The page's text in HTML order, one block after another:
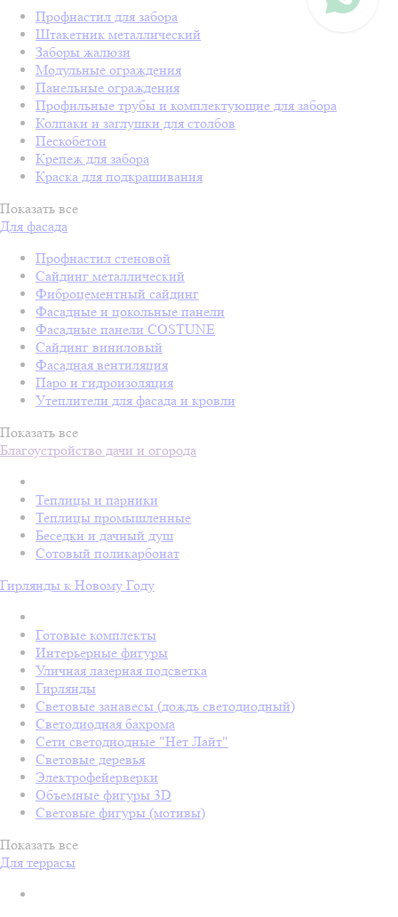
Профнастил для забора
Штакетник металлический
Заборы жалюзи
Модульные ограждения
Панельные ограждения
Профильные трубы и комплектующие для забора
Колпаки и заглушки для столбов
Пескобетон
Крепеж для забора
Краска для подкрашивания
Показать все
Для фасада
Профнастил стеновой
Сайдинг металлический
Фиброцементный сайдинг
Фасадные и цокольные панели
Фасадные панели COSTUNE
Сайдинг виниловый
Фасадная вентиляция
Паро и гидроизоляция
Утеплители для фасада и кровли
Показать все
Благоустройство дачи и огорода
Теплицы и парники
Теплицы промышленные
Беседки и дачный душ
Сотовый поликарбонат
Гирлянды к Новому Году
Готовые комплекты
Интерьерные фигуры
Уличная лазерная подсветка
Гирлянды
Световые занавесы (дождь светодиодный)
Светодиодная бахрома
Сети светодиодные "Нет Лайт"
Световые деревья
Электрофейерверки
Объемные фигуры 3D
Световые фигуры (мотивы)
Показать все
Для террасы